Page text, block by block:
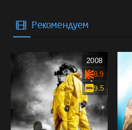
Рекомендуем
2008
8.9
9.5